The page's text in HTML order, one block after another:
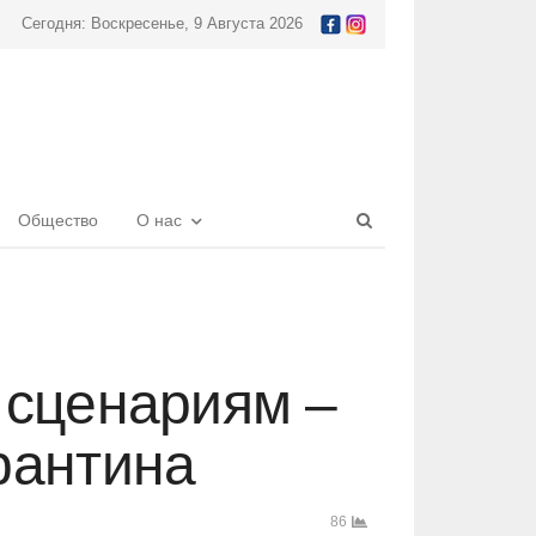
Сегодня: Воскресенье, 9 Августа 2026
Общество О нас
–
86